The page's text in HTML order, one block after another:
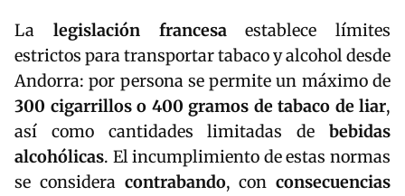
La legislación francesaestablece límites
estrictos para transportar tabaco y alcohol desde
Andorra: por persona se permite un máximo de
300 cigarrillos o 400 gramos de tabaco de liar,
así como cantidades limitadas de bebidas
alcohólicas. El incumplimiento de estas normas
se considera contrabando, con consecuencias